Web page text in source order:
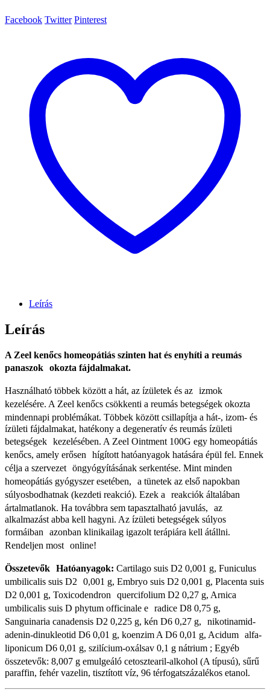
Facebook Twitter Pinterest
Leírás
Leírás
A Zeel kenőcs homeopátiás szinten hat és enyhíti a reumás
panaszok okozta fájdalmakat.
Használható többek között a hát, az ízületek és az izmok
kezelésére. A Zeel kenőcs csökkenti a reumás betegségek okozta
mindennapi problémákat. Többek között csillapítja a hát-, izom- és
ízületi fájdalmakat, hatékony a degeneratív és reumás ízületi
betegségek kezelésében. A Zeel Ointment 100G egy homeopátiás
kenőcs, amely erősen hígított hatóanyagok hatására épül fel. Ennek
célja a szervezet öngyógyításának serkentése. Mint minden
homeopátiás gyógyszer esetében, a tünetek az első napokban
súlyosbodhatnak (kezdeti reakció). Ezek a reakciók általában
ártalmatlanok. Ha továbbra sem tapasztalható javulás, az
alkalmazást abba kell hagyni. Az ízületi betegségek súlyos
formáiban azonban klinikailag igazolt terápiára kell átállni.
Rendeljen most online!
Összetevők Hatóanyagok: Cartilago suis D2 0,001 g, Funiculus
umbilicalis suis D2 0,001 g, Embryo suis D2 0,001 g, Placenta suis
D2 0,001 g, Toxicodendron quercifolium D2 0,27 g, Arnica
umbilicalis suis D phytum officinale e radice D8 0,75 g,
Sanguinaria canadensis D2 0,225 g, kén D6 0,27 g, nikotinamid-
adenin-dinukleotid D6 0,01 g, koenzim A D6 0,01 g, Acidum alfa-
liponicum D6 0,01 g, szilícium-oxálsav 0,1 g nátrium ; Egyéb
összetevők: 8,007 g emulgeáló cetosztearil-alkohol (A típusú), sűrű
paraffin, fehér vazelin, tisztított víz, 96 térfogatszázalékos etanol.